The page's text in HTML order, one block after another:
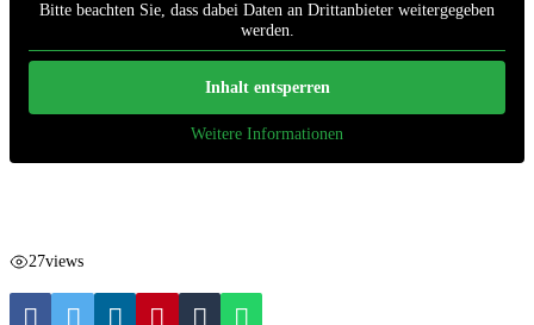
Bitte beachten Sie, dass dabei Daten an Drittanbieter weitergegeben
werden.
Inhalt entsperren
Weitere Informationen
27views